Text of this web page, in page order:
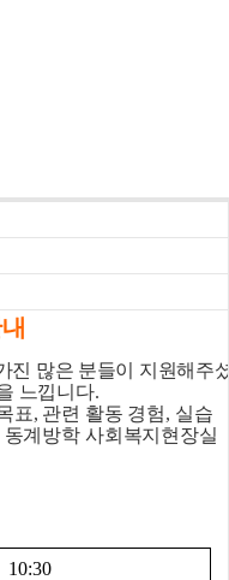
진 많은 분들이 지원해주셨
느낍니다.
표, 관련 활동 경험, 실습
계방학 사회복지현장실
10:30